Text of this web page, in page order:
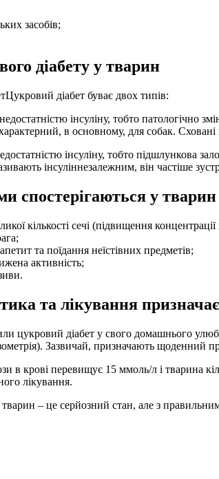
засобів;
діабету у тварин
Цукровий діабет буває двох типів:
інсуліну, тобто патологічно
в основному, для собак.
інсуліну, тобто підшлункова
інсуліннезалежним, він частіше
спостерігаються у
кількості сечі (підвищення
та поїдання неїстівних предметів;
активність;
та лікування
цукровий діабет у свого домашнього
Зазвичай, призначають щоденний
в крові перевищує 15 ммоль/л і тварина
лікування.
– це серйозний стан, але з